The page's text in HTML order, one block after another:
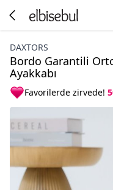
DAXTORS
Bordo Garantili
Ayakkabı
Favorilerde zirvede!